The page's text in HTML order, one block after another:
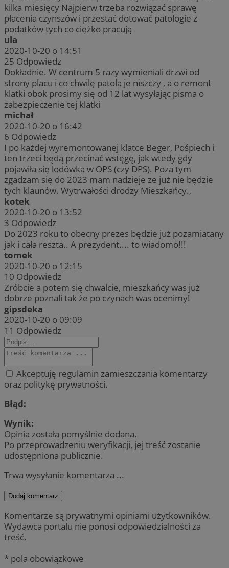
kilka miesięcy Najpierw trzeba rozwiązać sprawę
płacenia czynszów i przestać dotować patologie z
podatków tych co ciężko pracują
ula
2020-10-20 o 14:51
25 Odpowiedz
Dokładnie. W centrum 5 razy wymieniali drzwi od
strony placu i co chwilę patola je niszczy , a o remont
klatki obok prosimy się od 12 lat wysyłając pisma o
zabezpieczenie tej klatki
michał
2020-10-20 o 16:42
6 Odpowiedz
I po każdej wyremontowanej klatce Beger, Pośpiech i
ten trzeci będą przecinać wstęgę, jak wtedy gdy
pojawiła się lodówka w OPS (czy DPS). Poza tym
zgadzam się do 2023 mam nadzieje ze już nie będzie
tych klaunów. Wytrwałości drodzy Mieszkańcy.,
kotek
2020-10-20 o 13:52
3 Odpowiedz
Do 2023 roku to obecny prezes będzie już pozamiatany
jak i cała reszta.. A prezydent.... to wiadomo!!!
tomek
2020-10-20 o 12:15
10 Odpowiedz
Zróbcie a potem się chwalcie, mieszkańcy was już
dobrze poznali tak że po czynach was ocenimy!
gipsdeka
2020-10-20 o 09:09
11 Odpowiedz
Akceptuję regulamin zamieszczania komentarzy
oraz politykę prywatności.
Błąd:
Wynik:
Opinia została pomyślnie dodana.
Po przeprowadzeniu weryfikacji, jej treść zostanie
udostępniona publicznie.
Trwa wysyłanie komentarza ...
Dodaj komentarz
Komentarze są prywatnymi opiniami użytkowników.
Wydawca portalu nie ponosi odpowiedzialności za
treść.
* pola obowiązkowe